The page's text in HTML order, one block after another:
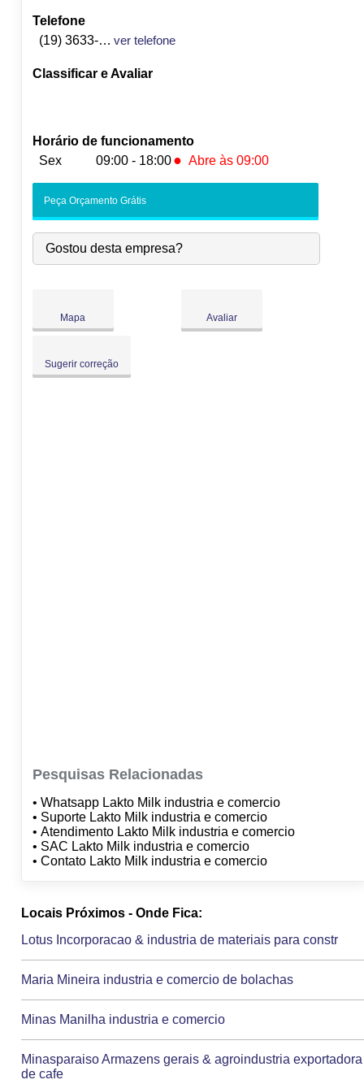
Telefone
(19) 3633-2668
ver telefone
Classificar e Avaliar
Horário de funcionamento
Sex
09:00 - 18:00 ● Abre às 09:00
-
Qua:
09:00-18:00
Qui:
09:00-18:00
●
Peça Orçamento Grátis
Gostou desta empresa?
Mapa Avaliar
Sugerir correção
Pesquisas Relacionadas
• Whatsapp Lakto Milk industria e comercio
• Suporte Lakto Milk industria e comercio
• Atendimento Lakto Milk industria e comercio
• SAC Lakto Milk industria e comercio
• Contato Lakto Milk industria e comercio
Locais Próximos - Onde Fica:
Lotus Incorporacao & industria de materiais para constr
Maria Mineira industria e comercio de bolachas
Minas Manilha industria e comercio
Minasparaiso Armazens gerais & agroindustria exportadora
de cafe